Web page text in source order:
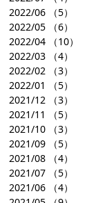
2022/06 （5）
2022/05 （6）
2022/04 （10）
2022/03 （4）
2022/02 （3）
2022/01
（5）
2021/12 （3）
2021/11
（5）
2021/10 （3）
2021/09 （5）
2021/08 （4）
2021/07 （5）
2021/06 （4）